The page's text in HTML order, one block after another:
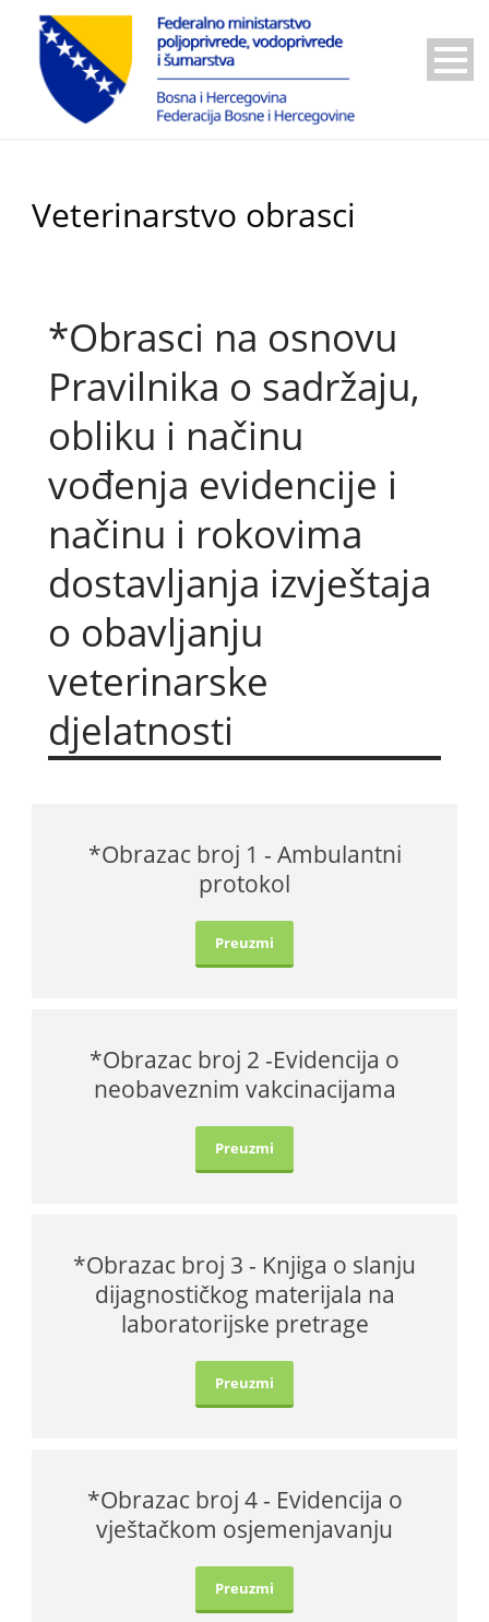
BiH
Veterinarstvo obrasci
*Obrasci na osnovu
Pravilnika o sadržaju,
obliku i načinu
vođenja evidencije i
načinu i rokovima
dostavljanja izvještaja
o obavljanju
veterinarske
djelatnosti
*Obrazac broj 1 - Ambulantni
protokol
Preuzmi
*Obrazac broj 2 -Evidencija o
neobaveznim vakcinacijama
Preuzmi
*Obrazac broj 3 - Knjiga o slanju
dijagnostičkog materijala na
laboratorijske pretrage
Preuzmi
*Obrazac broj 4 - Evidencija o
vještačkom osjemenjavanju
Preuzmi